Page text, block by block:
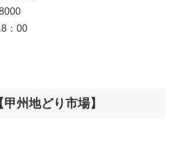
：00
州地どり市場】